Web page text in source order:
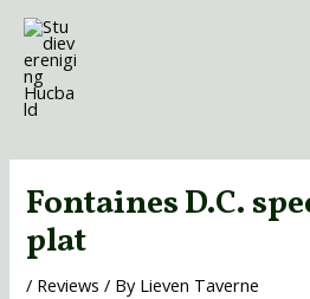
Skip
content
Fontaines D.C.
plat
/ Reviews / By Lieven Taverne